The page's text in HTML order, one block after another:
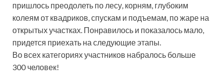
пришлось преодолеть по лесу, корням, глубоким
колеям от квадриков, спускам и подъемам, по жаре на
открытых участках. Понравилось и показалось мало,
придется приехать на следующие этапы.
Во всех категориях участников набралось больше
300 человек!